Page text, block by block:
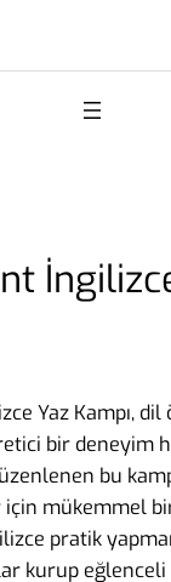
Yaz Kampı,
bir deneyim
bu
mükemmel
pratik
kurup